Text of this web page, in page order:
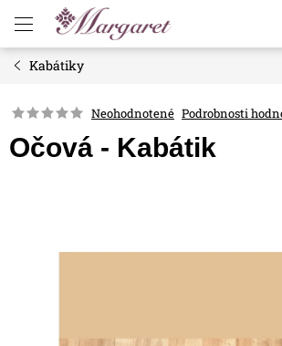
obsah
Kabátiky
Neohodnotené Podrobnosti
Očová - Kabátik